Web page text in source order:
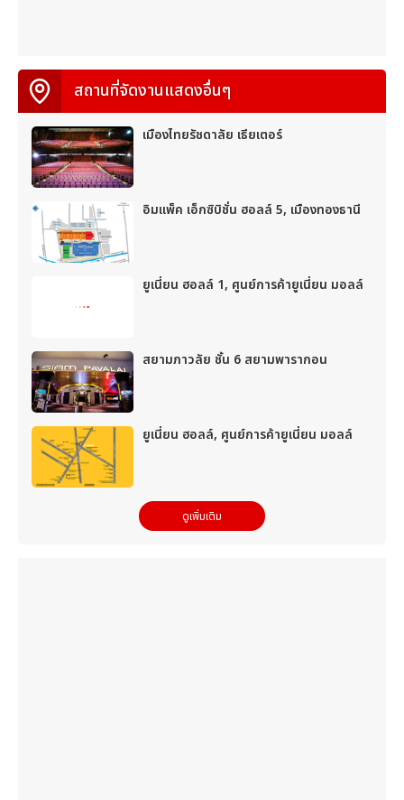
สถานที่จัดงานแสดงอื่นๆ
เมืองไทยรัชดาลัย เธียเตอร์
อิมแพ็ค เอ็กซิบิชั่น ฮอลล์ 5, เมืองทองธานี
ยูเนี่ยน ฮอลล์ 1, ศูนย์การค้ายูเนี่ยน มอลล์
สยามภาวลัย ชั้น 6 สยามพารากอน
ยูเนี่ยน ฮอลล์, ศูนย์การค้ายูเนี่ยน มอลล์
ดูเพิ่มเติม